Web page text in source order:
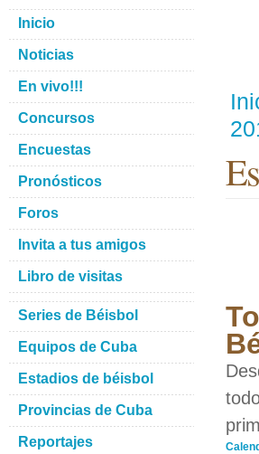
Inicio
Noticias
En vivo!!!
Concursos
Encuestas
Pronósticos
Foros
Invita a tus amigos
Libro de visitas
Series de Béisbol
Equipos de Cuba
Estadios de béisbol
Provincias de Cuba
Reportajes